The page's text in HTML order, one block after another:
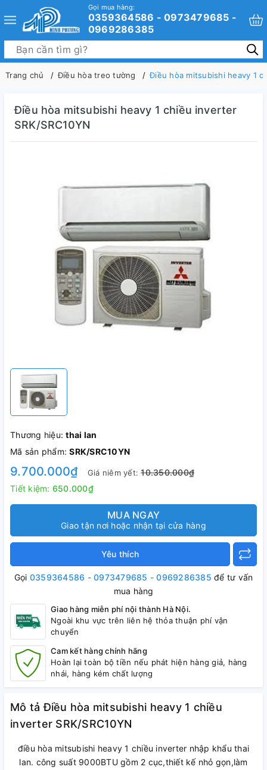
Gọi mua hàng:
0359364586 - 0973479685 -
0969286385
Trang chủ Điều hòa treo tường Điều hòa mitsubishi heavy 1
Điều hòa mitsubishi heavy 1 chiều inverter
SRK/SRC10YN
Thương hiệu:thai lan
Mã sản phẩm:SRK/SRC10YN
9.700.000₫ Giá niêm yết:10.350.000₫
Tiết kiệm: 650.000₫
MUA NGAY
Giao tận nơi hoặc nhận tại cửa hàng
Yêu thích
Gọi 0359364586 - 0973479685 - 0969286385 để tư vấn
mua hàng
Giao hàng miễn phí nội thành Hà Nội.
Ngoài khu vực trên liên hệ thỏa thuận phí vận
chuyển
Cam kết hàng chính hãng
Hoàn lại toàn bộ tiền nếu phát hiện hàng giả, hàng
nhái, hàng kém chất lượng
Mô tả Điều hòa mitsubishi heavy 1 chiều
inverter SRK/SRC10YN
điều hòa mitsubishi heavy 1 chiều inverter nhập khẩu thai
lan. công suất 9000BTU gồm 2 cục,thiết kế nhỏ gọn,làm